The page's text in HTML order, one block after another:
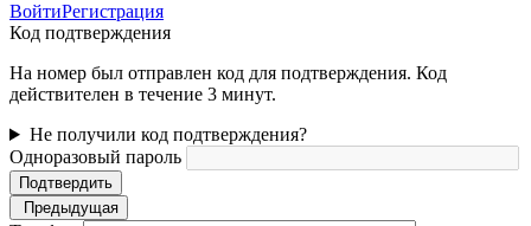
ВойтиРегистрация
Код подтверждения
На номер был отправлен код для подтверждения. Код
действителен в течение 3 минут.
Не получили код подтверждения?
Одноразовый пароль
Подтвердить
Предыдущая